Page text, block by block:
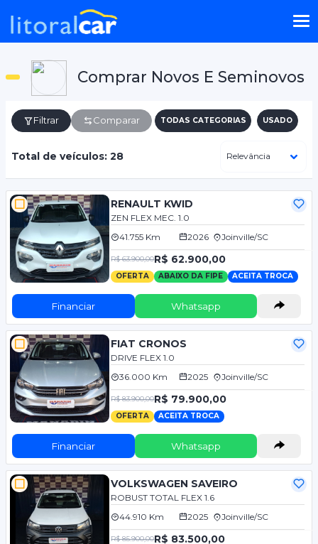
Comprar Novos E Seminovos
Filtrar Comparar TODAS CATEGORIAS USADO
Total de veículos: 28
RENAULT KWID
ZEN FLEX MEC. 1.0
41.755 Km
2026 Joinville/SC
R$ 63.900,00R$ 62.900,00
OFERTA ABAIXO DA FIPE ACEITA TROCA
Financiar Whatsapp
FIAT CRONOS
DRIVE FLEX 1.0
36.000 Km
2025 Joinville/SC
R$ 83.900,00R$ 79.900,00
OFERTA ACEITA TROCA
Financiar Whatsapp
VOLKSWAGEN SAVEIRO
ROBUST TOTAL FLEX 1.6
44.910 Km
2025 Joinville/SC
R$ 85.900,00R$ 83.500,00